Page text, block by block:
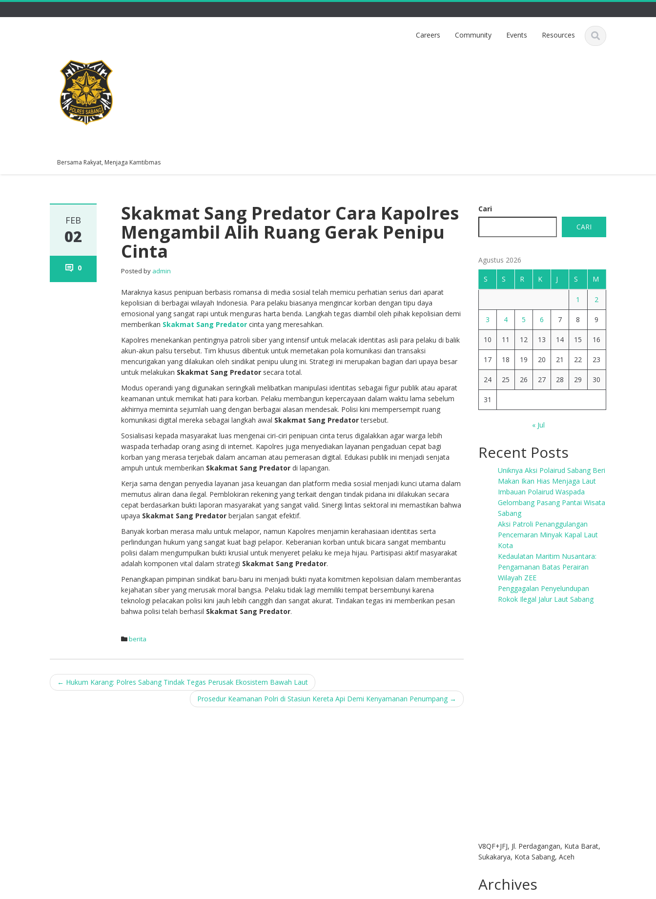
Bersama Rakyat, Menjaga Kamtibmas
Careers Community Events Resources
FEB
02
0
Skakmat Sang Predator Cara Kapolres
Mengambil Alih Ruang Gerak Penipu
Cinta
Posted by admin
Maraknya kasus penipuan berbasis romansa di media sosial telah memicu perhatian serius dari aparat
kepolisian di berbagai wilayah Indonesia. Para pelaku biasanya mengincar korban dengan tipu daya
emosional yang sangat rapi untuk menguras harta benda. Langkah tegas diambil oleh pihak kepolisian demi
memberikan Skakmat Sang Predator cinta yang meresahkan.
Kapolres menekankan pentingnya patroli siber yang intensif untuk melacak identitas asli para pelaku di balik
akun-akun palsu tersebut. Tim khusus dibentuk untuk memetakan pola komunikasi dan transaksi
mencurigakan yang dilakukan oleh sindikat penipu ulung ini. Strategi ini merupakan bagian dari upaya besar
untuk melakukan Skakmat Sang Predator secara total.
Modus operandi yang digunakan seringkali melibatkan manipulasi identitas sebagai figur publik atau aparat
keamanan untuk memikat hati para korban. Pelaku membangun kepercayaan dalam waktu lama sebelum
akhirnya meminta sejumlah uang dengan berbagai alasan mendesak. Polisi kini mempersempit ruang
komunikasi digital mereka sebagai langkah awal Skakmat Sang Predatortersebut.
Sosialisasi kepada masyarakat luas mengenai ciri-ciri penipuan cinta terus digalakkan agar warga lebih
waspada terhadap orang asing di internet. Kapolres juga menyediakan layanan pengaduan cepat bagi
korban yang merasa terjebak dalam ancaman atau pemerasan digital. Edukasi publik ini menjadi senjata
ampuh untuk memberikan Skakmat Sang Predator di lapangan.
Kerja sama dengan penyedia layanan jasa keuangan dan platform media sosial menjadi kunci utama dalam
memutus aliran dana ilegal. Pemblokiran rekening yang terkait dengan tindak pidana ini dilakukan secara
cepat berdasarkan bukti laporan masyarakat yang sangat valid. Sinergi lintas sektoral ini memastikan bahwa
upaya Skakmat Sang Predator berjalan sangat efektif.
Banyak korban merasa malu untuk melapor, namun Kapolres menjamin kerahasiaan identitas serta
perlindungan hukum yang sangat kuat bagi pelapor. Keberanian korban untuk bicara sangat membantu
polisi dalam mengumpulkan bukti krusial untuk menyeret pelaku ke meja hijau. Partisipasi aktif masyarakat
adalah komponen vital dalam strategi Skakmat Sang Predator.
Penangkapan pimpinan sindikat baru-baru ini menjadi bukti nyata komitmen kepolisian dalam memberantas
kejahatan siber yang merusak moral bangsa. Pelaku tidak lagi memiliki tempat bersembunyi karena
teknologi pelacakan polisi kini jauh lebih canggih dan sangat akurat. Tindakan tegas ini memberikan pesan
bahwa polisi telah berhasil Skakmat Sang Predator.
berita
Post
← Hukum Karang: Polres Sabang Tindak Tegas Perusak Ekosistem Bawah Laut
Prosedur Keamanan Polri di Stasiun Kereta Api Demi Kenyamanan Penumpang →
Cari
CARI
Agustus 2026
S S R K J S M
1 2
3 4 5 6 7 8 9
10 11 12 13 14 15 16
17 18 19 20 21 22 23
24 25 26 27 28 29 30
31
« Jul
Recent Posts
Uniknya Aksi Polairud Sabang Beri
Makan Ikan Hias Menjaga Laut
Imbauan Polairud Waspada
Gelombang Pasang Pantai Wisata
Sabang
Aksi Patroli Penanggulangan
Pencemaran Minyak Kapal Laut
Kota
Kedaulatan Maritim Nusantara:
Pengamanan Batas Perairan
Wilayah ZEE
Penggagalan Penyelundupan
Rokok Ilegal Jalur Laut Sabang
V8QF+JFJ, Jl. Perdagangan, Kuta Barat,
Sukakarya, Kota Sabang, Aceh
Archives